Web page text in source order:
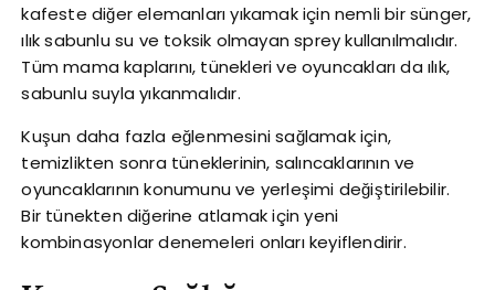
kafeste diğer elemanları yıkamak için nemli bir sünger,
ılık sabunlu su ve toksik olmayan sprey kullanılmalıdır.
Tüm mama kaplarını, tünekleri ve oyuncakları da ılık,
sabunlu suyla yıkanmalıdır.
Kuşun daha fazla eğlenmesini sağlamak için,
temizlikten sonra tüneklerinin, salıncaklarının ve
oyuncaklarının konumunu ve yerleşimi değiştirilebilir.
Bir tünekten diğerine atlamak için yeni
kombinasyonlar denemeleri onları keyiflendirir.